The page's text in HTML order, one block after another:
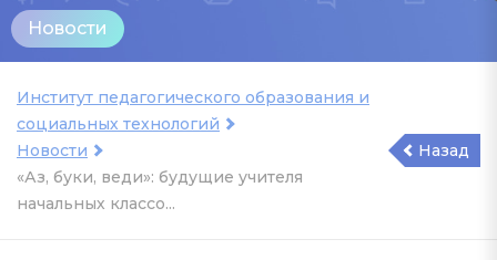
Новости
Институт педагогического образования и
социальных технологий
Новости
«Аз, буки, веди»: будущие учителя
начальных классо...
Назад